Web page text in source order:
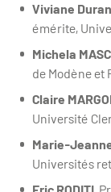
Viviane
émérite,
Michela
de Modène et
Claire
Université
Marie-
Universités